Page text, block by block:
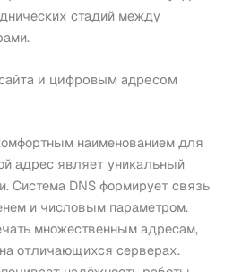
стадий между
и цифровым адресом
наименованием для
адрес являет уникальный
Система DNS формирует связь
и числовым параметром.
множественным адресам,
отличающихся серверах.